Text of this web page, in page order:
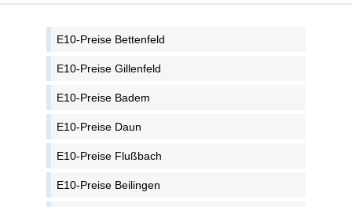
E10-Preise Bettenfeld
E10-Preise Gillenfeld
E10-Preise Badem
E10-Preise Daun
E10-Preise Flußbach
E10-Preise Beilingen